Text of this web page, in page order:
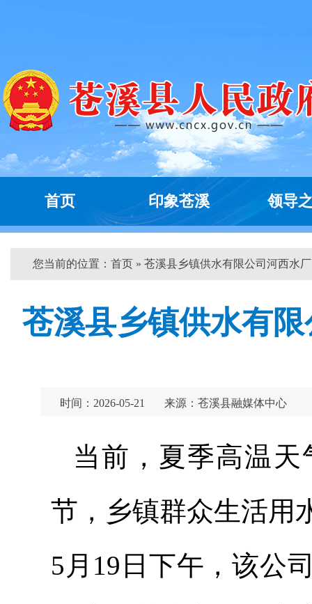
首页 印象苍溪 领导
您当前的位置： 首页 » 苍溪县乡镇供水有限公司河西水
苍溪县乡镇供水有
时间：2026-05-21 来源：苍溪县融媒体中心
当前，夏季高温
节，乡镇群众生活用
5月19日下午，该公